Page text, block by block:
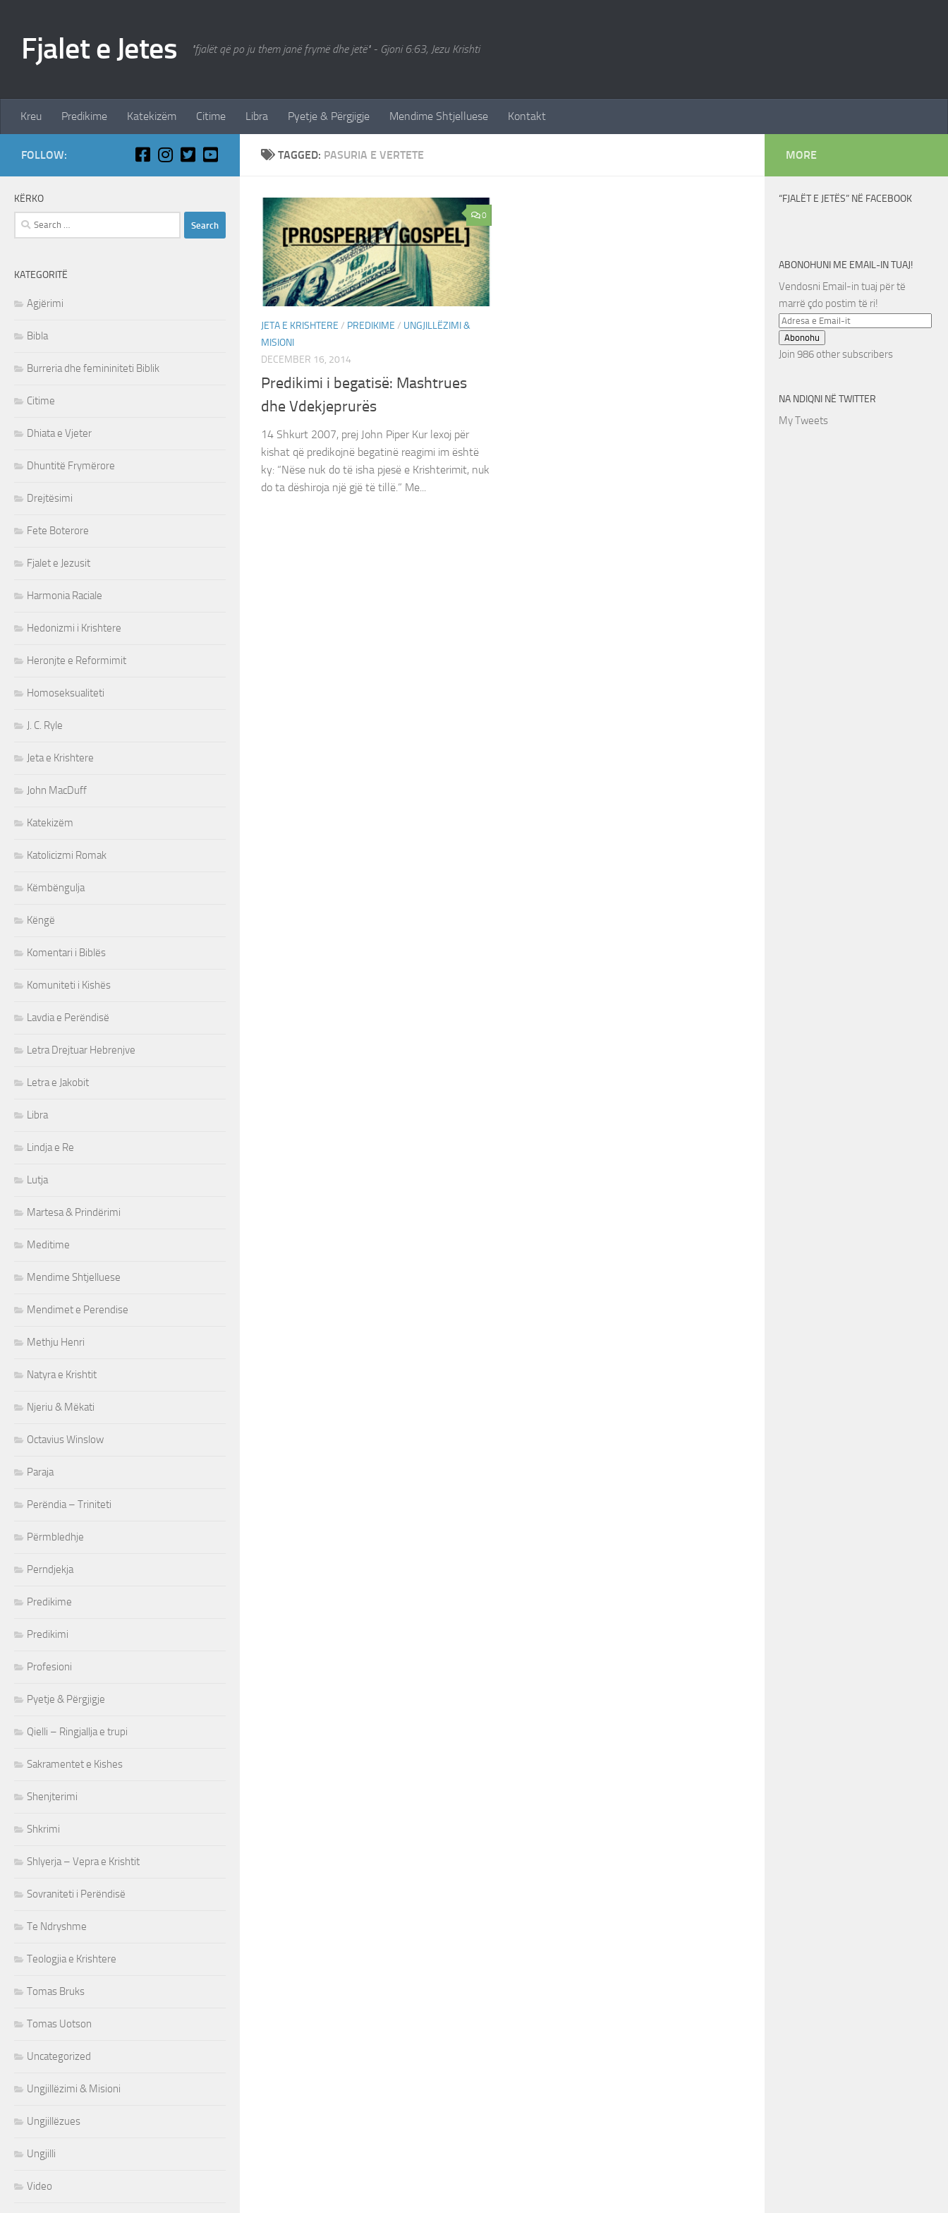
Fjalet e Jetes "fjalët që po ju them janë frymë dhe jetë" - Gjoni 6:63, Jezu Krishti
Kreu Predikime Katekizëm Citime Libra Pyetje & Përgjigje Mendime Shtjelluese Kontakt
TAGGED: PASURIA E VERTETE
0
JETA E KRISHTERE / PREDIKIME / UNGJILLËZIMI &
MISIONI
DECEMBER 16, 2014
Predikimi i begatisë: Mashtrues
dhe Vdekjeprurës
14 Shkurt 2007, prej John Piper Kur lexoj për
kishat që predikojnë begatinë reagimi im është
ky: “Nëse nuk do të isha pjesë e Krishterimit, nuk
do ta dëshiroja një gjë të tillë.” Me...
FOLLOW:
KËRKO
Search
for:
KATEGORITË
Agjërimi
Bibla
Burreria dhe femininiteti Biblik
Citime
Dhiata e Vjeter
Dhuntitë Frymërore
Drejtësimi
Fete Boterore
Fjalet e Jezusit
Harmonia Raciale
Hedonizmi i Krishtere
Heronjte e Reformimit
Homoseksualiteti
J. C. Ryle
Jeta e Krishtere
John MacDuff
Katekizëm
Katolicizmi Romak
Këmbëngulja
Këngë
Komentari i Biblës
Komuniteti i Kishës
Lavdia e Perëndisë
Letra Drejtuar Hebrenjve
Letra e Jakobit
Libra
Lindja e Re
Lutja
Martesa & Prindërimi
Meditime
Mendime Shtjelluese
Mendimet e Perendise
Methju Henri
Natyra e Krishtit
Njeriu & Mëkati
Octavius Winslow
Paraja
Perëndia – Triniteti
Përmbledhje
Perndjekja
Predikime
Predikimi
Profesioni
Pyetje & Përgjigje
Qielli – Ringjallja e trupi
Sakramentet e Kishes
Shenjterimi
Shkrimi
Shlyerja – Vepra e Krishtit
Sovraniteti i Perëndisë
Te Ndryshme
Teologjia e Krishtere
Tomas Bruks
Tomas Uotson
Uncategorized
Ungjillëzimi & Misioni
Ungjillëzues
Ungjilli
Video
MORE
“FJALËT E JETËS” NË FACEBOOK
ABONOHUNI ME EMAIL-IN TUAJ!
Vendosni Email-in tuaj për të
marrë çdo postim të ri!
Adresa
e
Email-
Abonohu
Join 986 other subscribers
NA NDIQNI NË TWITTER
My Tweets